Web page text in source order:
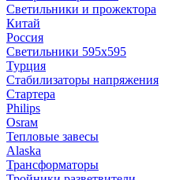
Светильники и прожектора
Китай
Россия
Светильники 595х595
Турция
Стабилизаторы напряжения
Стартера
Philips
Оsrам
Тепловые завесы
Alaska
Трансформаторы